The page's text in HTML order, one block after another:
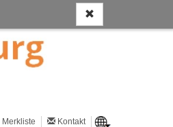
Merkliste Kontakt